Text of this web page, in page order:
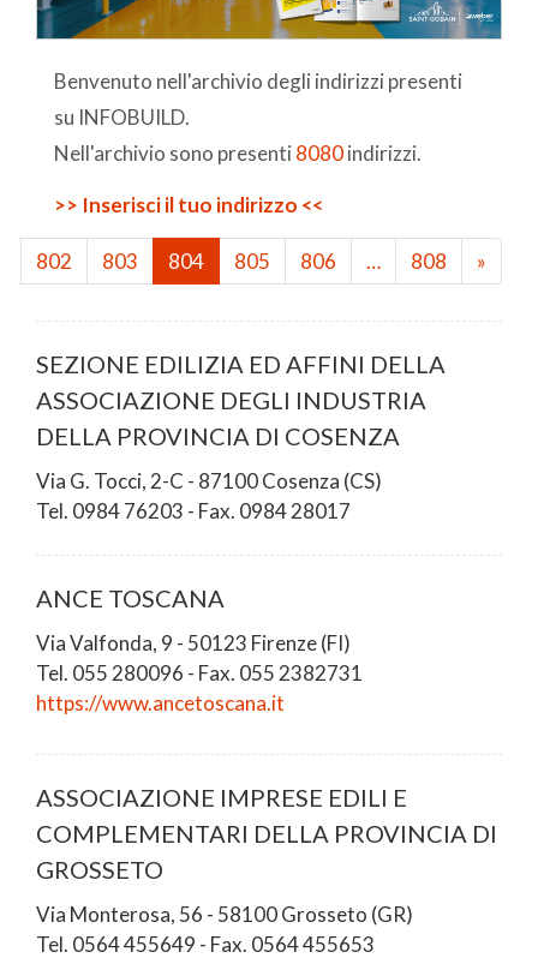
Benvenuto nell'archivio degli indirizzi presenti
su INFOBUILD.
Nell'archivio sono presenti 8080indirizzi.
>> Inserisci il tuo indirizzo <<
802 803 804 805 806 … 808 »
SEZIONE EDILIZIA ED AFFINI DELLA
ASSOCIAZIONE DEGLI INDUSTRIA
DELLA PROVINCIA DI COSENZA
Via G. Tocci, 2-C - 87100 Cosenza (CS)
Tel. 0984 76203 - Fax. 0984 28017
ANCE TOSCANA
Via Valfonda, 9 - 50123 Firenze (FI)
Tel. 055 280096 - Fax. 055 2382731
https://www.ancetoscana.it
ASSOCIAZIONE IMPRESE EDILI E
COMPLEMENTARI DELLA PROVINCIA DI
GROSSETO
Via Monterosa, 56 - 58100 Grosseto (GR)
Tel. 0564 455649 - Fax. 0564 455653